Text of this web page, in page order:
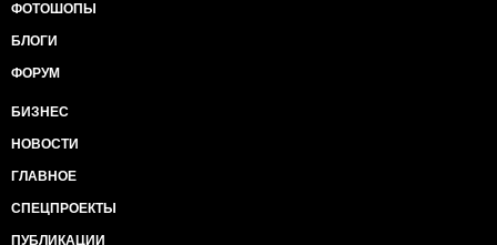
ФОТОШОПЫ
БЛОГИ
ФОРУМ
БИЗНЕС
НОВОСТИ
ГЛАВНОЕ
СПЕЦПРОЕКТЫ
ПУБЛИКАЦИИ